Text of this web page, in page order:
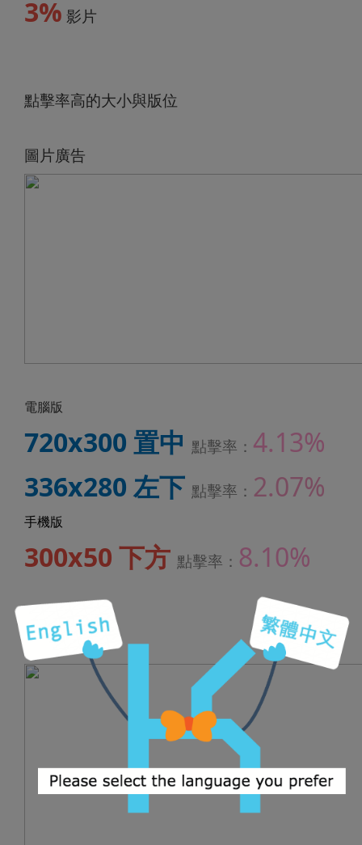
3% 影片
點擊率高的大小與版位
圖片廣告
電腦版
720x300 置中 點擊率： 4.13%
336x280 左下 點擊率： 2.07%
手機版
300x50 下方 點擊率： 8.10%
文字廣告